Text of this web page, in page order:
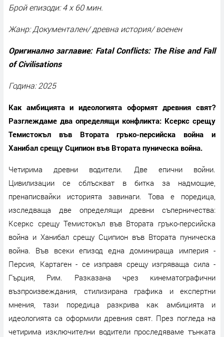
Брой епизоди: 4 x 60 мин.
Жанр: Документален/ древна история/ военен
Оригинално заглавие: Fatal Conflicts: The Rise and Fall
of Civilisations
Година: 2025
Как амбицията и идеологията оформят древния свят?
Разглеждаме два определящи конфликта: Ксеркс срещу
Темистокъл във Втората гръко-персийска война и
Ханибал срещу Сципион във Втората пуническа война.
Четирима древни водители. Две епични войни.
Цивилизации се сблъскват в битка за надмощие,
пренаписвайки историята завинаги. Това е поредица,
изследваща две определящи древни съперничества:
Ксеркс срещу Темистокъл във Втората гръко-персийска
война и Ханибал срещу Сципион във Втората пуническа
война. Във всеки епизод една доминираща империя -
Персия, Картаген - се изправя срещу изгряваща сила -
Гърция, Рим. Разказана чрез кинематографични
възпроизвеждания, стилизирана графика и експертни
мнения, тази поредица разкрива как амбицията и
идеологията са оформили древния свят. През погледа на
четирима изключителни водители проследяваме тънката